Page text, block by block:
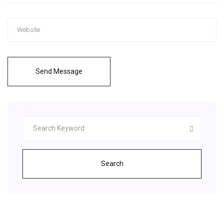
Send Message
Search